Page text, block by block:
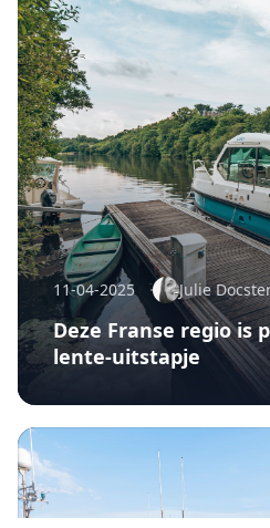
11-04-2025 Julie
Deze Franse regio is
lente-uitstapje